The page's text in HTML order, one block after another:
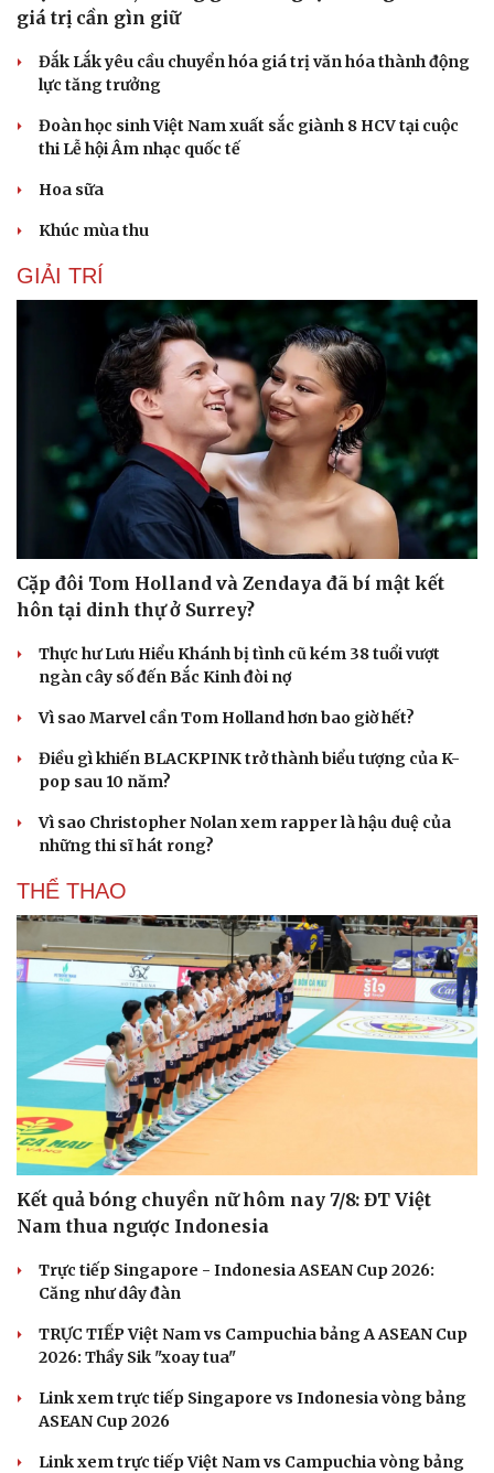
Du lịch
Tư vấn
check-in
Podcast
Câu chuyện thời sự
Đọc truyện đêm khuya
Cửa sổ tình yêu
Kể chuyện cho bé
giá trị cần gìn giữ
Đắk Lắk yêu cầu chuyển hóa giá trị văn hóa thành động
lực tăng trưởng
Đoàn học sinh Việt Nam xuất sắc giành 8 HCV tại cuộc
thi Lễ hội Âm nhạc quốc tế
Hoa sữa
Khúc mùa thu
GIẢI TRÍ
Cặp đôi Tom Holland và Zendaya đã bí mật kết
hôn tại dinh thự ở Surrey?
Thực hư Lưu Hiểu Khánh bị tình cũ kém 38 tuổi vượt
ngàn cây số đến Bắc Kinh đòi nợ
Vì sao Marvel cần Tom Holland hơn bao giờ hết?
Điều gì khiến BLACKPINK trở thành biểu tượng của K-
pop sau 10 năm?
Vì sao Christopher Nolan xem rapper là hậu duệ của
những thi sĩ hát rong?
THỂ THAO
Kết quả bóng chuyền nữ hôm nay 7/8: ĐT Việt
Nam thua ngược Indonesia
Trực tiếp Singapore - Indonesia ASEAN Cup 2026:
Căng như dây đàn
TRỰC TIẾP Việt Nam vs Campuchia bảng A ASEAN Cup
2026: Thầy Sik "xoay tua"
Link xem trực tiếp Singapore vs Indonesia vòng bảng
ASEAN Cup 2026
Link xem trực tiếp Việt Nam vs Campuchia vòng bảng